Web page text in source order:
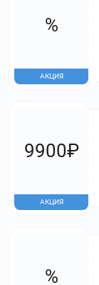
%
АКЦИЯ
9900₽
АКЦИЯ
%